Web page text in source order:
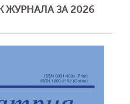
ЗА 2026